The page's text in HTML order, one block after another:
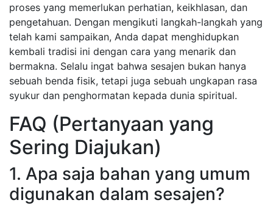
proses yang memerlukan perhatian, keikhlasan, dan
pengetahuan. Dengan mengikuti langkah-langkah yang
telah kami sampaikan, Anda dapat menghidupkan
kembali tradisi ini dengan cara yang menarik dan
bermakna. Selalu ingat bahwa sesajen bukan hanya
sebuah benda fisik, tetapi juga sebuah ungkapan rasa
syukur dan penghormatan kepada dunia spiritual.
FAQ (Pertanyaan yang
Sering Diajukan)
1. Apa saja bahan yang umum
digunakan dalam sesajen?